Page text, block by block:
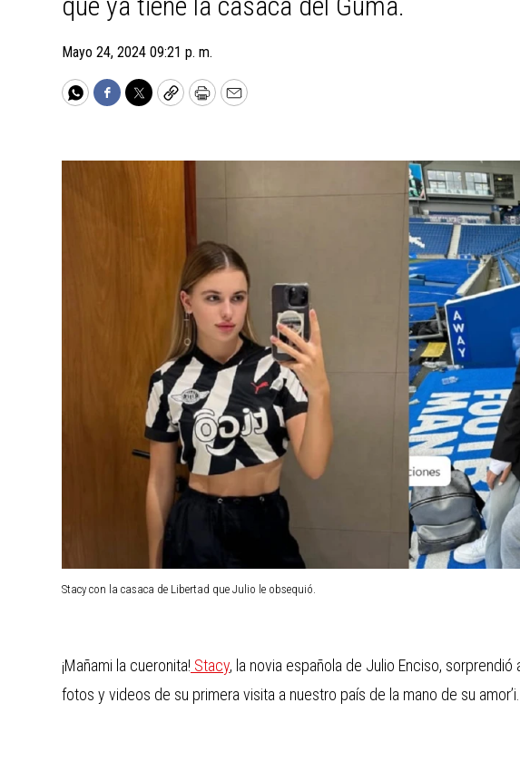
Mayo 24, 2024 09:21 p. m.
WhatsApp
Facebook
TwitterCopyPrintEmail
Stacy con la casaca de Libertad que Julio le obsequió.
¡Mañami la cueronita! Stacy, la novia española de Julio Enciso,
fotos y videos de su primera visita a nuestro país de la mano de su amor’i.